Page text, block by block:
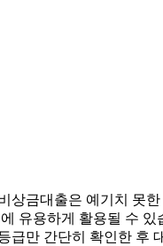
상금대출은 예기치 못
유용하게 활용될 수 있
급만 간단히 확인한 후